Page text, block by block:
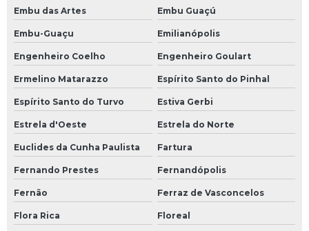
Embu das Artes Embu Guaçú
Embu-Guaçu Emilianópolis
Engenheiro Coelho Engenheiro Goulart
Ermelino Matarazzo Espírito Santo do Pinhal
Espírito Santo do Turvo Estiva Gerbi
Estrela d'Oeste Estrela do Norte
Euclides da Cunha Paulista Fartura
Fernando Prestes Fernandópolis
Fernão Ferraz de Vasconcelos
Flora Rica Floreal